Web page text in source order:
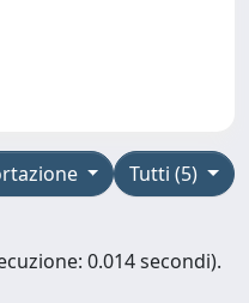
Tutti (5)
0.014 secondi).